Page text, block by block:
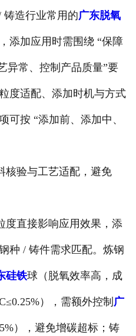
铸造行业常用的广东脱氧
，添加应用时需围绕 “保障
异常、控制产品质量”要
度适配、添加时机与方式
可按 “添加前、添加中、
验与工艺适配，避免
度直接影响应用效果，添
种 / 铸件需求匹配。炼钢
硅铁球（脱氧效率高，成
），需额外控制 广
），避免增碳超标；铸